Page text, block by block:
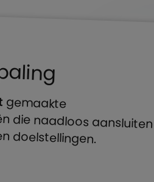
gemaakte
marketingstrategieën die naadloos aansluiten
doelstellingen.